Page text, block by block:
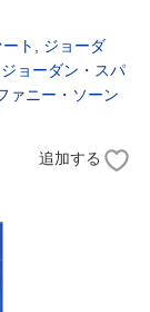
ト
ジョーダ
ジョーダン・スパ
ァニー・ソーン
追加する